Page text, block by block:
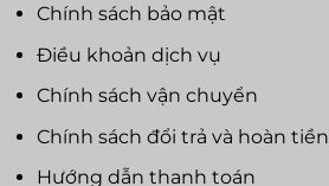
Chính sách bảo mật
Điều khoản dịch vụ
Chính sách vận chuyển
Chính sách đổi trả và hoàn tiền
Hướng dẫn thanh toán